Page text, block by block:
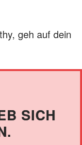
geh auf dein
SICH